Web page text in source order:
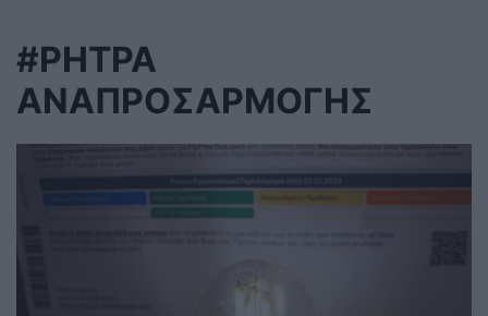
#ΡΗΤΡΑ
ΑΝΑΠΡΟΣΑΡΜΟΓΗΣ